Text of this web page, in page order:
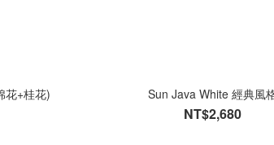
花+桂花) Sun Java White 經典風
NT$2,680